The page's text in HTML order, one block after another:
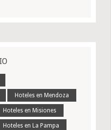
Hoteles en Mendoza
Hoteles en Misiones
Hoteles en La Pampa